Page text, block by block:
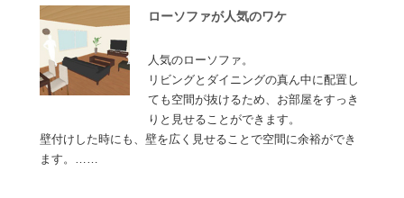
ローソファが人気のワケ
人気のローソファ。
リビングとダイニングの真ん中に配置し
ても空間が抜けるため、お部屋をすっき
りと見せることができます。
壁付けした時にも、壁を広く見せることで空間に余裕ができ
ます。……